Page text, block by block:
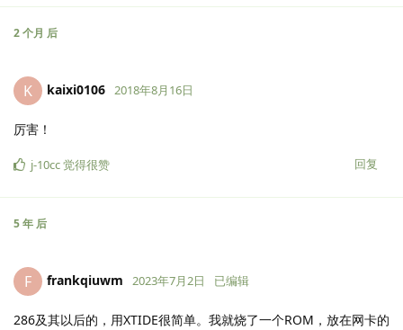
2 个月 后
K kaixi0106 2018年8月16日
厉害！
回复
j-10cc觉得很赞
5 年 后
F frankqiuwm 2023年7月2日 已编辑
286及其以后的，用XTIDE很简单。我就烧了一个ROM，放在网卡的